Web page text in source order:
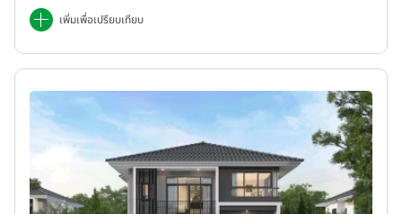
เพิ่มเพื่อเปรียบเทียบ